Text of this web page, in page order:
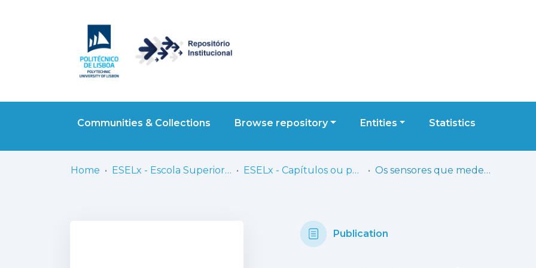
Communities & Collections Browse repository Entities Statistics
Home ESELx - Escola Superior de Educação de Lisboa ESELx - Capítulos ou partes de livros Os sensores que medem o vento e o som: as tecnologias digitais móveis na promoção de conceitos matemáticos em educação pré-escolar
Publication